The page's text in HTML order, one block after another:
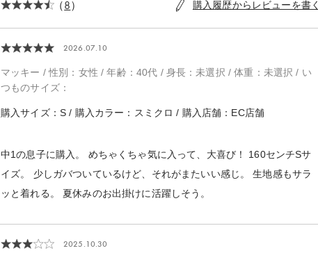
（8） 購入履歴からレビューを書く
2026.07.10
マッキー / 性別：女性 / 年齢：40代 / 身長：未選択 / 体重：未選択 / い
つものサイズ：
購入サイズ：S / 購入カラー：スミクロ / 購入店舗：EC店舗
中1の息子に購入。 めちゃくちゃ気に入って、大喜び！ 160センチSサ
イズ。 少しガバついているけど、それがまたいい感じ。 生地感もサラ
ッと着れる。 夏休みのお出掛けに活躍しそう。
2025.10.30